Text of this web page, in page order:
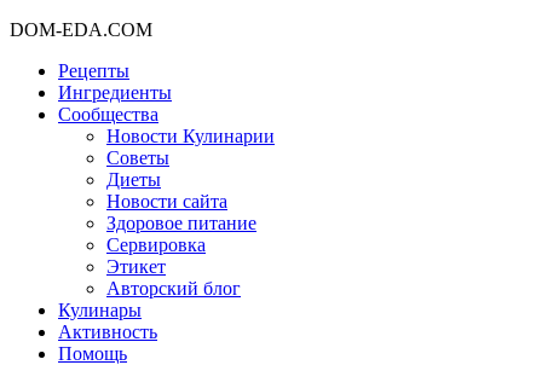
DOM-EDA.COM
Рецепты
Ингредиенты
Сообщества
Новости Кулинарии
Советы
Диеты
Новости сайта
Здоровое питание
Сервировка
Этикет
Авторский блог
Кулинары
Активность
Помощь